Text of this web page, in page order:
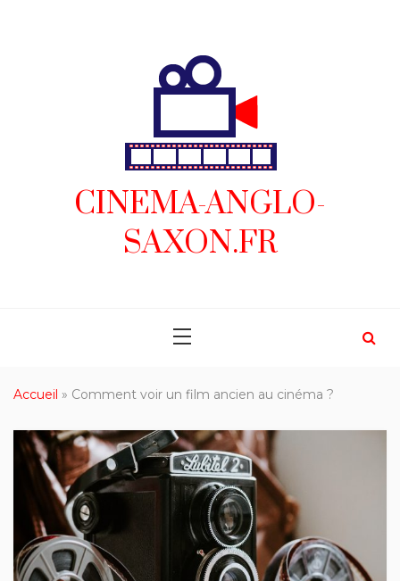
CINEMA-ANGLO-
SAXON.FR
Accueil » Comment voir un film ancien au cinéma ?